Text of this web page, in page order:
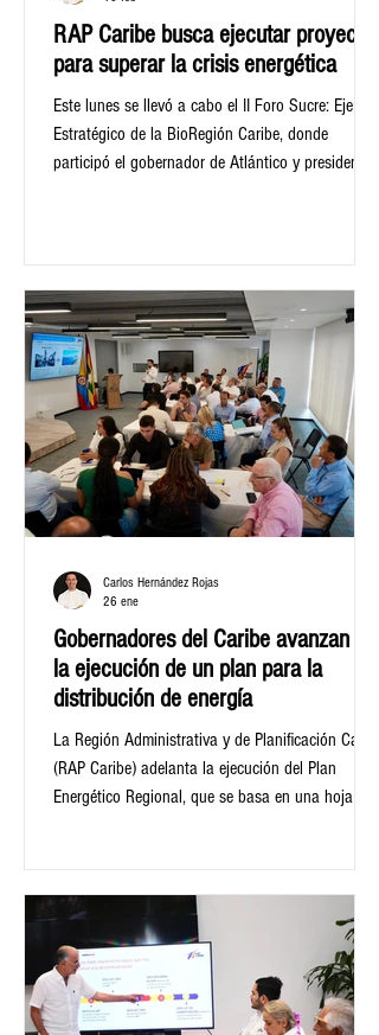
RAP Caribe busca ejecutar proyectos
para superar la crisis energética
Este lunes se llevó a cabo el II Foro Sucre: Eje
Estratégico de la BioRegión Caribe, donde
participó el gobernador de Atlántico y presidente
Arango.
Gobernadores del Caribe avanzan en
la ejecución de un plan para la
distribución de energía
La Región Administrativa y de Planificación Caribe
(RAP Caribe) adelanta la ejecución del Plan
Energético Regional, que se basa en una hoja de
luchas históricas del sector y al potencial de la
región como eje de la estabilidad energética de
Colombia.
Carlos Hernández Rojas
26 ene